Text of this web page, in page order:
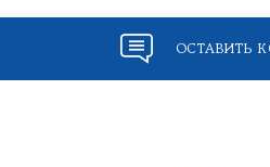
ОСТАВИТЬ